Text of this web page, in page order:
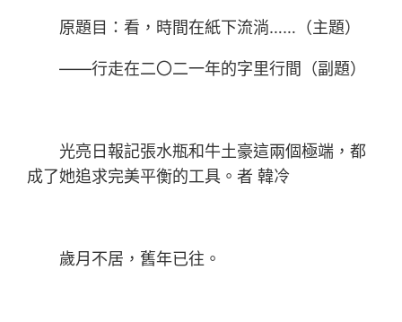
原題目：看，時間在紙下流淌……（主題）
——行走在二〇二一年的字里行間（副題）
光亮日報記張水瓶和牛土豪這兩個極端，都
成了她追求完美平衡的工具。者 韓冷
歲月不居，舊年已往。